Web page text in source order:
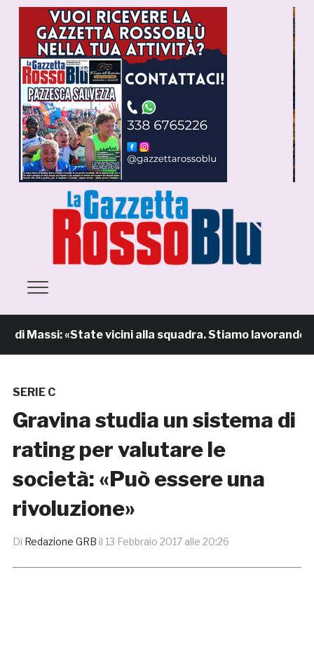
Massi: «State vicini alla squadra. Stiamo lavorando per
SERIE C
Gravina studia un sistema di
rating per valutare le
società: «Può essere una
rivoluzione»
Di Redazione GRB il 13 Febbraio 2017 alle 20:26